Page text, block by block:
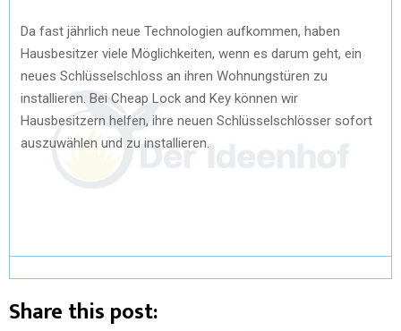
Da fast jährlich neue Technologien aufkommen, haben
Hausbesitzer viele Möglichkeiten, wenn es darum geht, ein
neues Schlüsselschloss an ihren Wohnungstüren zu
installieren. Bei Cheap Lock and Key können wir
Hausbesitzern helfen, ihre neuen Schlüsselschlösser sofort
auszuwählen und zu installieren.
Share this post: